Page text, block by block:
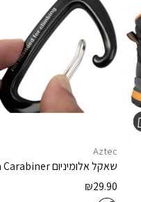
Aztec
שאקל אלומיניוםCarabiner
₪29.90